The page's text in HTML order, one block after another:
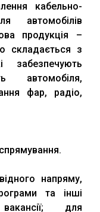
кабельно-
автомобілів
продукція –
складається з
забезпечують
автомобіля,
фар, радіо,
напряму,
та інші
для